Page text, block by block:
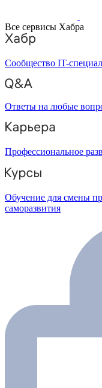
Все сервисы Хабра
Сообщество IT-
Ответы на любые
Профессиональное
Обучение для смены
саморазвития